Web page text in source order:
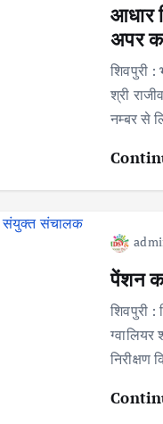
आधार
अपर
शिवपुरी :
श्री
नम्बर से
पेंशन
शिवपुरी
ग्वालियर
निरीक्षण